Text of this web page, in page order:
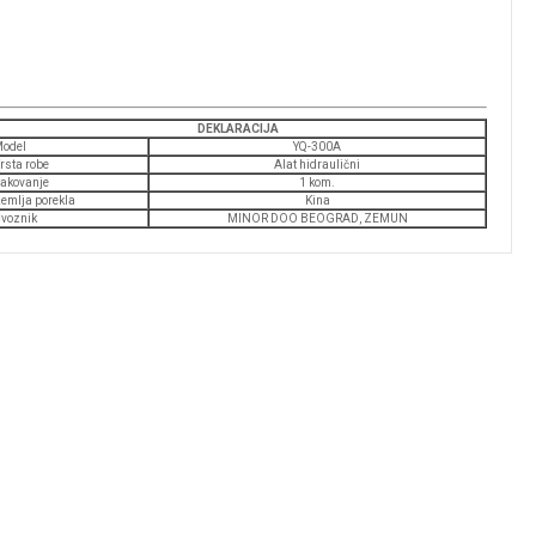
DEKLARACIJA
YQ-300A
robe
Alat hidraulični
1 kom.
porekla
Kina
MINOR DOO BEOGRAD, ZEMUN